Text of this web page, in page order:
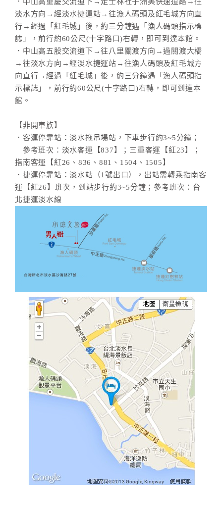
淡水方向→經淡水捷運站→往漁人碼頭及紅毛城方向直
行→經過「紅毛城」後，約三分鐘遇「漁人碼頭指示標
誌」，前行約60公尺(十字路口)右轉，即可到達本館。
．中山高五股交流道下→往八里關渡方向→過關渡大橋
→往淡水方向→經淡水捷運站→往漁人碼頭及紅毛城方
向直行→經過「紅毛城」後，約三分鐘遇「漁人碼頭指
示標誌」，前行約60公尺(十字路口)右轉，即可到達本
館。
【非開車族】
．客運停靠站：淡水拖吊場站，下車步行約3~5分鐘；
參考班次：淡水客運【837】；三重客運【紅23】；
指南客運【紅26、836、881、1504、1505】
．捷運停靠站：淡水站（1號出口），出站需轉乘指南客
運【紅26】班次，到站步行約3~5分鐘；參考班次：台
北捷運淡水線